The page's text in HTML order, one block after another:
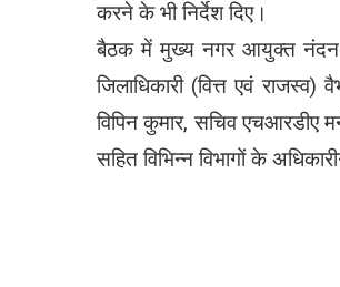
करने के भी निर्देश दिए।
बैठक में मुख्य नगर आयुक्त नंदन
जिलाधिकारी (वित्त एवं
विपिन कुमार, सचिव एचआरडीए
सहित विभिन्न विभागों के